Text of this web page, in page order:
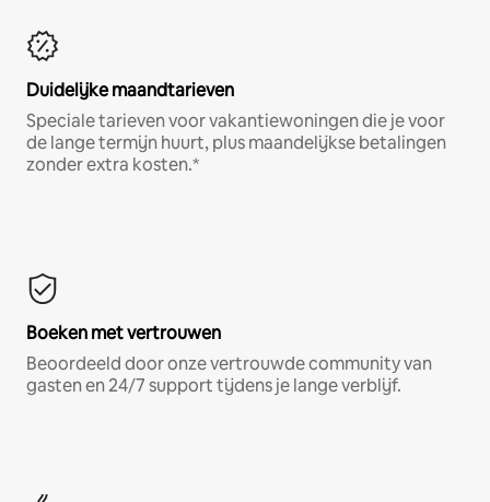
Duidelijke maandtarieven
Speciale tarieven voor vakantiewoningen die je voor
de lange termijn huurt, plus maandelijkse betalingen
zonder extra kosten.*
Boeken met vertrouwen
Beoordeeld door onze vertrouwde community van
gasten en 24/7 support tijdens je lange verblijf.